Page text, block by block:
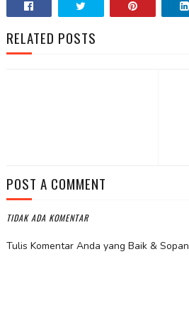
RELATED POSTS
POST A COMMENT
TIDAK ADA KOMENTAR
Tulis Komentar Anda yang Baik & Sopan